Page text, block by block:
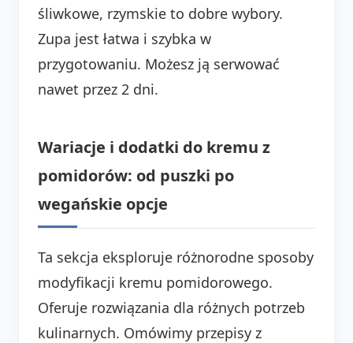
śliwkowe, rzymskie to dobre wybory.
Zupa jest łatwa i szybka w
przygotowaniu. Możesz ją serwować
nawet przez 2 dni.
Wariacje i dodatki do kremu z
pomidorów: od puszki po
wegańskie opcje
Ta sekcja eksploruje różnorodne sposoby
modyfikacji kremu pomidorowego.
Oferuje rozwiązania dla różnych potrzeb
kulinarnych. Omówimy przepisy z